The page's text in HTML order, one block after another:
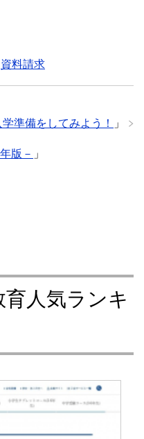
資料請求
準備をしてみよう！ 」
版－ 」
人気ランキ